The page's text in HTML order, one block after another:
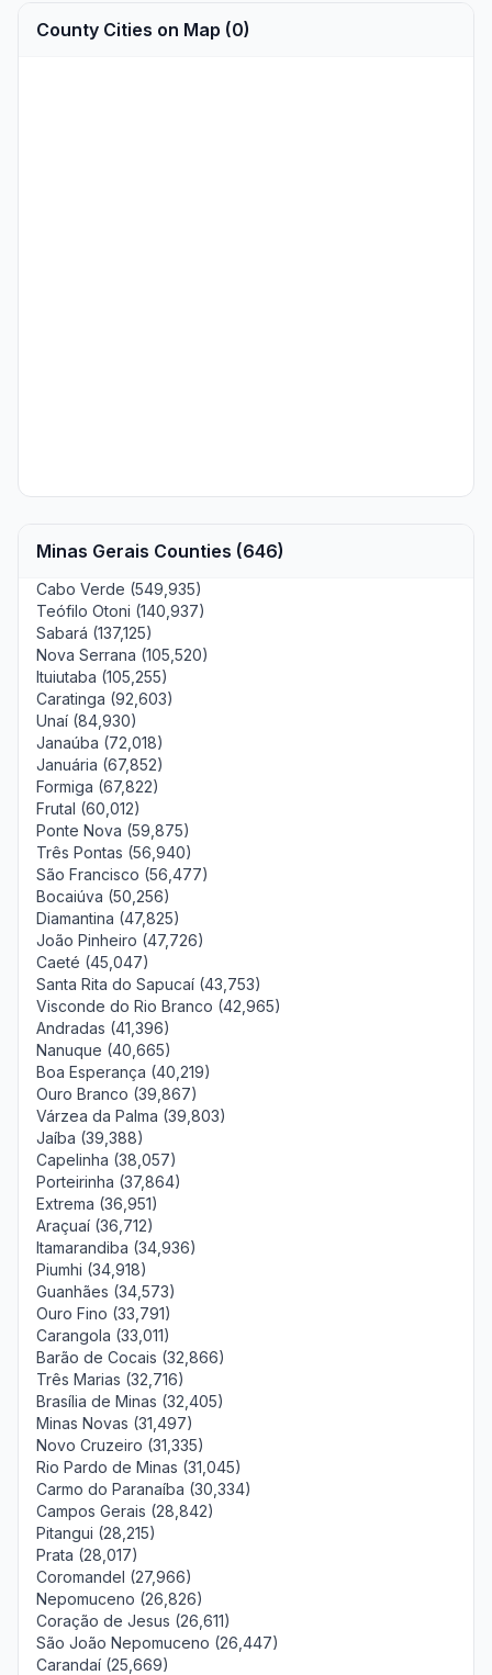
County Cities on Map (0)
Minas Gerais Counties (646)
Cabo Verde (549,935)
Teófilo Otoni (140,937)
Sabará (137,125)
Nova Serrana (105,520)
Ituiutaba (105,255)
Caratinga (92,603)
Unaí (84,930)
Janaúba (72,018)
Januária (67,852)
Formiga (67,822)
Frutal (60,012)
Ponte Nova (59,875)
Três Pontas (56,940)
São Francisco (56,477)
Bocaiúva (50,256)
Diamantina (47,825)
João Pinheiro (47,726)
Caeté (45,047)
Santa Rita do Sapucaí (43,753)
Visconde do Rio Branco (42,965)
Andradas (41,396)
Nanuque (40,665)
Boa Esperança (40,219)
Ouro Branco (39,867)
Várzea da Palma (39,803)
Jaíba (39,388)
Capelinha (38,057)
Porteirinha (37,864)
Extrema (36,951)
Araçuaí (36,712)
Itamarandiba (34,936)
Piumhi (34,918)
Guanhães (34,573)
Ouro Fino (33,791)
Carangola (33,011)
Barão de Cocais (32,866)
Três Marias (32,716)
Brasília de Minas (32,405)
Minas Novas (31,497)
Novo Cruzeiro (31,335)
Rio Pardo de Minas (31,045)
Carmo do Paranaíba (30,334)
Campos Gerais (28,842)
Pitangui (28,215)
Prata (28,017)
Coromandel (27,966)
Nepomuceno (26,826)
Coração de Jesus (26,611)
São João Nepomuceno (26,447)
Carandaí (25,669)